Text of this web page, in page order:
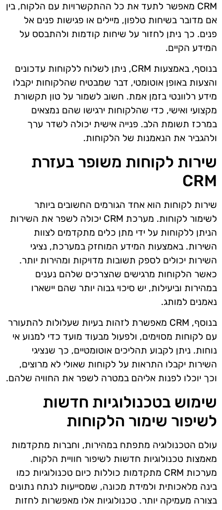
CRM מאפשר לתעד את כל ההתקשרויות עם הלקוח, בין
אם מדובר בשיחות טלפון, מיילים או פגישות פנים אל
פנים. כך ניתן לחזור על שיחות קודמות ולהתבסס על
המידע הקיים.
בנוסף, באמצעות CRM, ניתן לשלוח ללקוחות עדכונים
והצעות באופן אוטומטי, דבר שמבטיח שהלקוחות יקבלו
מידע רלוונטי בזמן אמת. חשוב לשמור על טון תקשורת
מקצועי ואישי, כדי שהלקוחות ירגישו שהם נמצאים
במרכז תשומת הלב. פנייה אישית יכולה לשדר ערך
ולהגביר את הנאמנות של הלקוחות.
שירות לקוחות משופר בעזרת
CRM
שירות לקוחות הוא אחד הגורמים החשובים ביותר
לשימור לקוחות. מערכת CRM יכולה לשפר את השירות
הניתן ללקוחות על ידי מתן כלים מתקדמים לצוות
השירות. באמצעות המידע המוחזק במערכת, נציגי
השירות יכולים לספק תשובות מדויקות ומהירות יותר.
כאשר הלקוחות מרגישים שהצרכים שלהם נענים
במהירות וביעילות, יש סיכוי גבוה יותר שהם יישארו
נאמנים למותג.
בנוסף, CRM מאפשרת לזהות בעיות שעלולות להתעורר
עם לקוחות מסוימים, ולפעול מבעוד מועד כדי למנוע אי
נוחות. ניתן לקבוע תהליכים אוטומטיים, כך שנציגי
השירות יקבלו התראות על לקוחות שאולי לא מרוצים,
וכך יוכלו לפנות אליהם במטרה לשפר את החוויה שלהם.
שימוש בטכנולוגיות חדשות
לשיפור שימור הלקוחות
עולם הטכנולוגיה מתפתח במהירות, וחברות מתקדמות
מאמצות טכנולוגיות חדשות לשיפור חוויית הלקוח.
מערכות CRM מתקדמות כוללות כיום טכנולוגיות כמו
בינה מלאכותית ולמידת מכונה, שמסייעות לנתח נתונים
בצורה מעמיקה יותר. טכנולוגיות אלו מאפשרות לחזות